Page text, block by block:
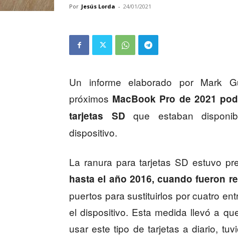
Por Jesús Lorda - 24/01/2021
Un informe elaborado por Mark
próximos MacBook Pro de 2021
tarjetas SD que estaban
dispositivo.
La ranura para tarjetas SD estuvo
hasta el año 2016, cuando fueron
puertos para sustituirlos por cuatro
el dispositivo. Esta medida llevó a
usar este tipo de tarjetas a diario,